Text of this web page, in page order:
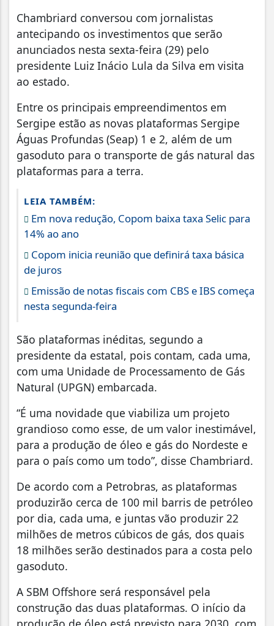
Chambriard conversou com jornalistas
antecipando os investimentos que serão
anunciados nesta sexta-feira (29) pelo
presidente Luiz Inácio Lula da Silva em visita
ao estado.
Entre os principais empreendimentos em
Sergipe estão as novas plataformas Sergipe
Águas Profundas (Seap) 1 e 2, além de um
gasoduto para o transporte de gás natural das
plataformas para a terra.
LEIA TAMBÉM:
Em nova redução, Copom baixa taxa Selic para
14% ao ano
Copom inicia reunião que definirá taxa básica
de juros
Emissão de notas fiscais com CBS e IBS começa
nesta segunda-feira
São plataformas inéditas, segundo a
presidente da estatal, pois contam, cada uma,
com uma Unidade de Processamento de Gás
Natural (UPGN) embarcada.
“É uma novidade que viabiliza um projeto
grandioso como esse, de um valor inestimável,
para a produção de óleo e gás do Nordeste e
para o país como um todo”, disse Chambriard.
De acordo com a Petrobras, as plataformas
produzirão cerca de 100 mil barris de petróleo
por dia, cada uma, e juntas vão produzir 22
milhões de metros cúbicos de gás, dos quais
18 milhões serão destinados para a costa pelo
gasoduto.
A SBM Offshore será responsável pela
construção das duas plataformas. O início da